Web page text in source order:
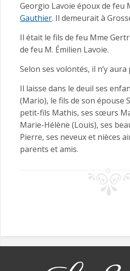
Georgio Lavoie époux de feu
Gauthier. Il demeurait à
Il était le fils de feu Mme
de feu M. Émilien Lavoie.
Selon ses volontés, il n’y aura
Il laisse dans le deuil ses
(Mario), le fils de son épouse
petit-fils Mathis, ses sœurs
Marie-Hélène (Louis), ses
Pierre, ses neveux et nièces
parents et amis.